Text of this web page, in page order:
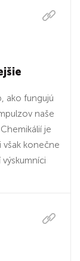
ako fungujú
naše
je
však konečne